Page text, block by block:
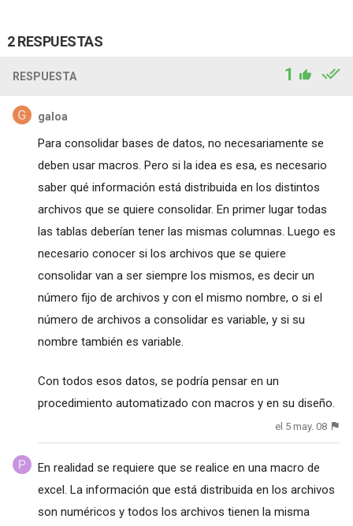
2 RESPUESTAS
RESPUESTA 1
galoa
Para consolidar bases de datos, no necesariamente se
deben usar macros. Pero si la idea es esa, es necesario
saber qué información está distribuida en los distintos
archivos que se quiere consolidar. En primer lugar todas
las tablas deberían tener las mismas columnas. Luego es
necesario conocer si los archivos que se quiere
consolidar van a ser siempre los mismos, es decir un
número fijo de archivos y con el mismo nombre, o si el
número de archivos a consolidar es variable, y si su
nombre también es variable.
Con todos esos datos, se podría pensar en un
procedimiento automatizado con macros y en su diseño.
el 5 may. 08
En realidad se requiere que se realice en una macro de
excel. La información que está distribuida en los archivos
son numéricos y todos los archivos tienen la misma